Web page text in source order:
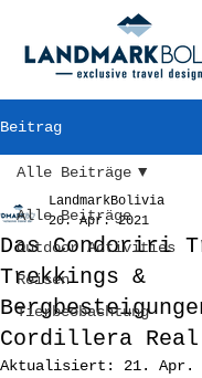
Beitrag
Alle Beiträge
Outdoor Activities
Reisen
Tierbeobachtung
Alle Beiträge
Das Condoriri
Trekkings &
Cordillera
LandmarkBolivia
20. Apr. 2021
Aktualisiert: 21. Apr.